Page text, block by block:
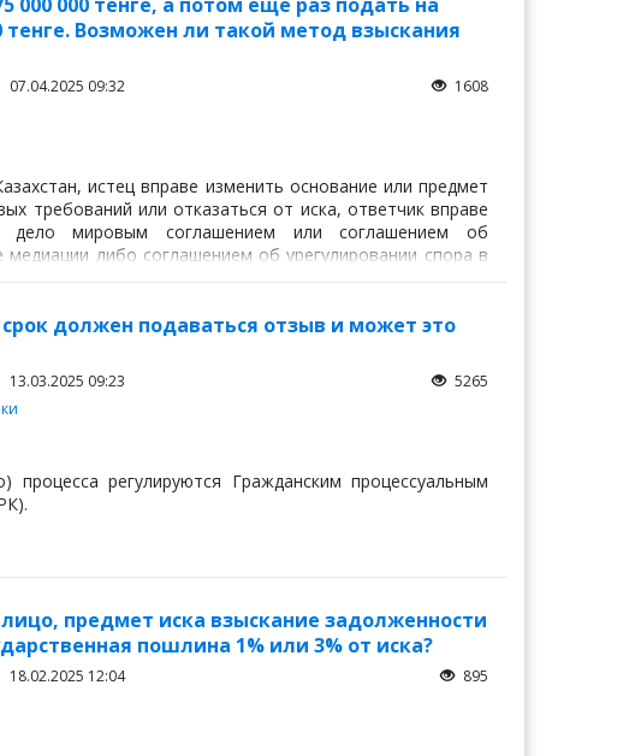
тенге. Возможен ли такой метод взыскания
07.04.2025 09:32
1608
истец вправе изменить основание или предмет
требований или отказаться от иска, ответчик вправе
дело мировым соглашением или соглашением об
медиации либо соглашением об урегулировании спора в
предусмотренным статьями 169, 170, 171 и главой
должен подаваться отзыв и может это
13.03.2025 09:23
5265
регулируются Гражданским процессуальным
предмет иска взыскание задолженности
пошлина 1% или 3% от иска?
18.02.2025 12:04
895